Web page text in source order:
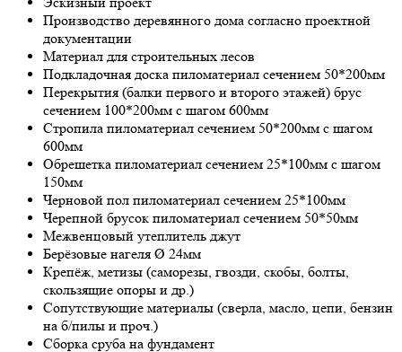
Производство деревянного дома согласно проектной
документации
Материал для строительных лесов
Подкладочная доска пиломатериал сечением 50*200мм
Перекрытия (балки первого и второго этажей) брус
сечением 100*200мм с шагом 600мм
Стропила пиломатериал сечением 50*200мм с шагом
600мм
Обрешетка пиломатериал сечением 25*100мм с шагом
150мм
Черновой пол пиломатериал сечением 25*100мм
Черепной брусок пиломатериал сечением 50*50мм
Межвенцовый утеплитель джут
Берёзовые нагеля Ø 24мм
Крепёж, метизы (саморезы, гвозди, скобы, болты,
скользящие опоры и др.)
Сопутствующие материалы (сверла, масло, цепи, бензин
на б/пилы и проч.)
Сборка сруба на фундамент